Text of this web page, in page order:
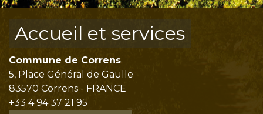
Accueil et services
Commune de Correns
5, Place Général de Gaulle
83570 Correns - FRANCE
+33 4 94 37 21 95